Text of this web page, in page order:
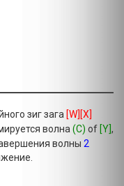
зиг зага [W][X]
волна (С) of [Y] ,
волны 2